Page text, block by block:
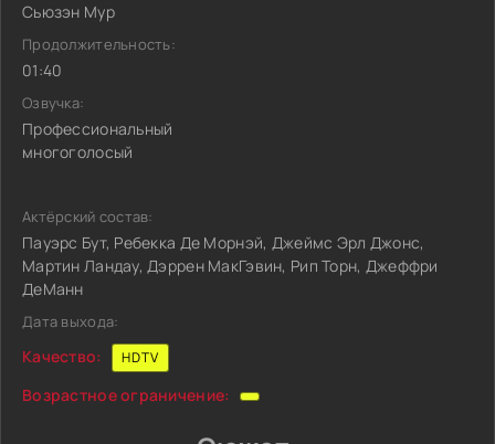
Сьюзэн Мур
Продолжительность:
01:40
Озвучка:
Профессиональный
многоголосый
Актёрский состав:
Пауэрс Бут, Ребекка Де Морнэй, Джеймс Эрл Джонс,
Мартин Ландау, Дэррен МакГэвин, Рип Торн, Джеффри
ДеМанн
Дата выхода:
Качество: HDTV
Возрастное ограничение: